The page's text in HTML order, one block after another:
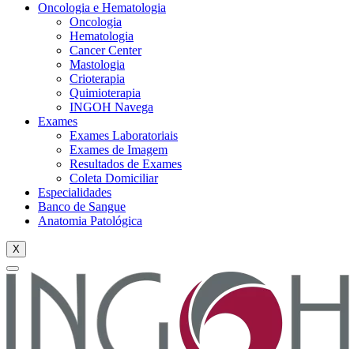
Oncologia e Hematologia
Oncologia
Hematologia
Cancer Center
Mastologia
Crioterapia
Quimioterapia
INGOH Navega
Exames
Exames Laboratoriais
Exames de Imagem
Resultados de Exames
Coleta Domiciliar
Especialidades
Banco de Sangue
Anatomia Patológica
X